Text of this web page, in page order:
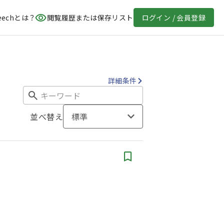
とは？ 閲覧履歴または保存リスト ログイン / 会員登録
詳細条件
並べ替え 標準